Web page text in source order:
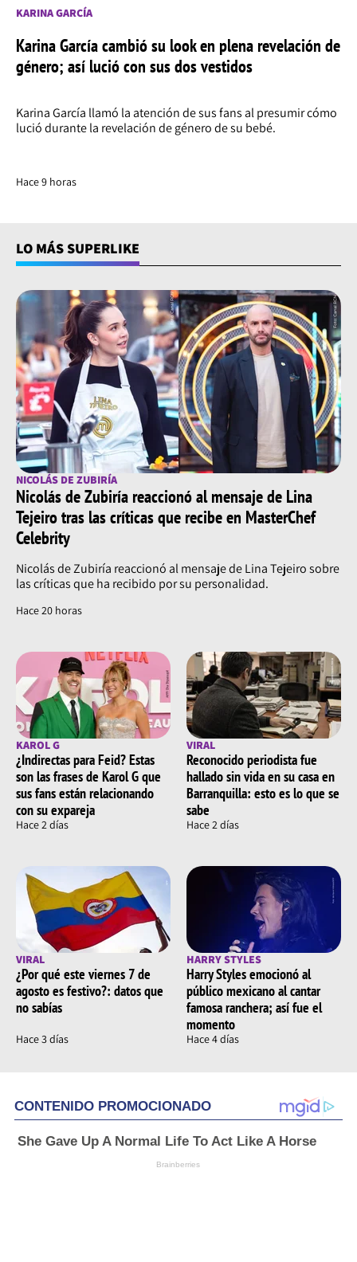
KARINA GARCÍA
Karina García cambió su look en plena revelación de
género; así lució con sus dos vestidos
Karina García llamó la atención de sus fans al presumir cómo
lució durante la revelación de género de su bebé.
Hace 9 horas
LO MÁS SUPERLIKE
NICOLÁS DE ZUBIRÍA
Nicolás de Zubiría reaccionó al mensaje de Lina
Tejeiro tras las críticas que recibe en MasterChef
Celebrity
Nicolás de Zubiría reaccionó al mensaje de Lina Tejeiro sobre
las críticas que ha recibido por su personalidad.
Hace 20 horas
KAROL G
¿Indirectas para Feid? Estas
son las frases de Karol G que
sus fans están relacionando
con su expareja
Hace 2 días
VIRAL
Reconocido periodista fue
hallado sin vida en su casa en
Barranquilla: esto es lo que se
sabe
Hace 2 días
VIRAL
¿Por qué este viernes 7 de
agosto es festivo?: datos que
no sabías
Hace 3 días
HARRY STYLES
Harry Styles emocionó al
público mexicano al cantar
famosa ranchera; así fue el
momento
Hace 4 días